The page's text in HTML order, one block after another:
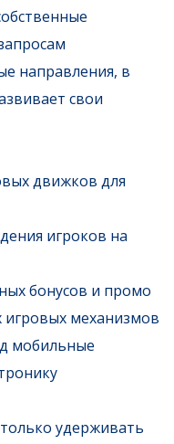
направления, в
свои
движков для
игроков на
бонусов и промо
игровых механизмов
мобильные
удерживать